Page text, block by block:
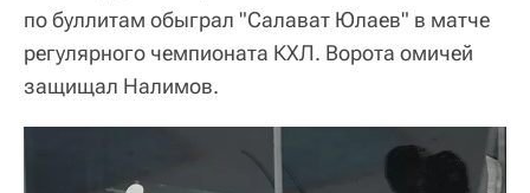
по буллитам обыграл "Салават Юлаев" в матче
регулярного чемпионата КХЛ. Ворота омичей
защищал Налимов.